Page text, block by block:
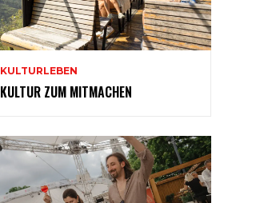
KULTURLEBEN
KULTUR ZUM MITMACHEN